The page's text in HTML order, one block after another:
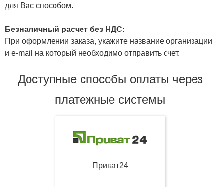
для Вас способом.
Безналичный расчет без НДС:
При оформлении заказа, укажите название организации
и e-mail на который необходимо отправить счет.
Доступные способы оплаты через
платежные системы
Приват24